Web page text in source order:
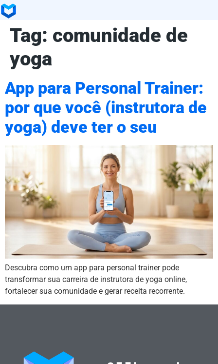
Tag: comunidade de
yoga
App para Personal Trainer:
por que você (instrutora de
yoga) deve ter o seu
Descubra como um app para personal trainer pode
transformar sua carreira de instrutora de yoga online,
fortalecer sua comunidade e gerar receita recorrente.